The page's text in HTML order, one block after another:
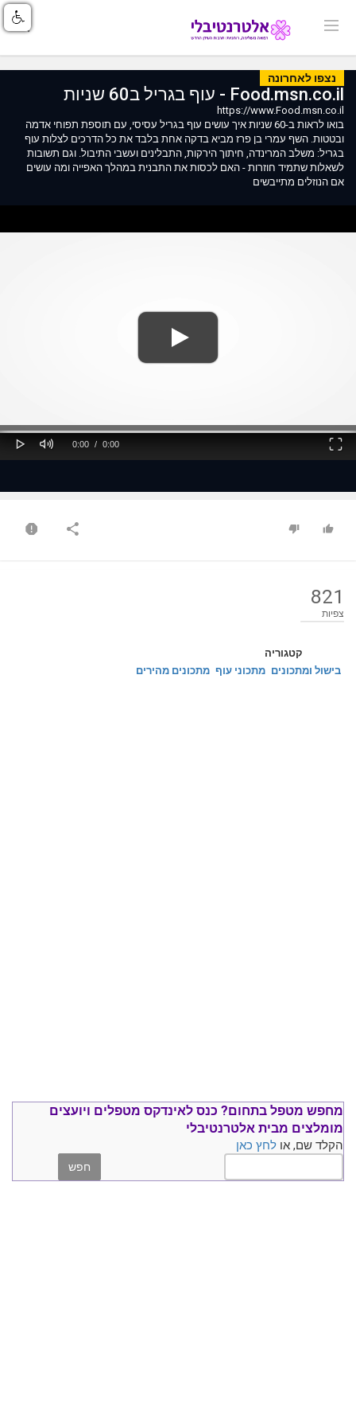
נצפו לאחרונה
Food.msn.co.il - עוף בגריל ב60 שניות
https://www.Food.msn.co.il
בואו לראות ב-60 שניות איך עושים עוף בגריל עסיסי, עם תוספת תפוחי אדמה
ובטטות. השף עמרי בן פרז מביא בדקה אחת בלבד את כל הדרכים לצלות עוף
בגריל: משלב המרינדה, חיתוך הירקות, התבלינים ועשבי התיבול. וגם תשובות
לשאלות שתמיד חוזרות - האם לכסות את התבנית במהלך האפייה ומה עושים
אם הנוזלים מתייבשים
Play Mute
Current
0:00 /
Duration
0:00
Fullscreen
821
צפיות
קטגוריה
בישול ומתכונים מתכוני עוף מתכונים מהירים
מחפש מטפל בתחום? כנס לאינדקס מטפלים ויועצים
מומלצים מבית אלטרנטיבלי
הקלד שם, או לחץ כאן